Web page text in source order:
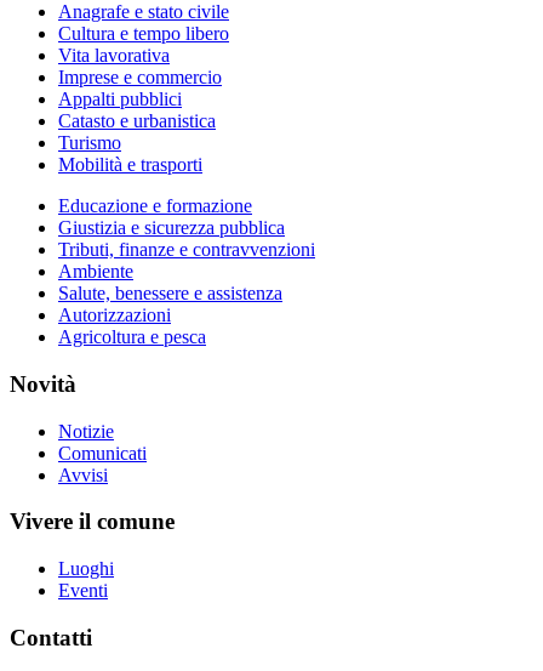
Anagrafe e stato civile
Cultura e tempo libero
Vita lavorativa
Imprese e commercio
Appalti pubblici
Catasto e urbanistica
Turismo
Mobilità e trasporti
Educazione e formazione
Giustizia e sicurezza pubblica
Tributi, finanze e contravvenzioni
Ambiente
Salute, benessere e assistenza
Autorizzazioni
Agricoltura e pesca
Novità
Notizie
Comunicati
Avvisi
Vivere il comune
Luoghi
Eventi
Contatti